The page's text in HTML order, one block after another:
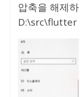
압축을 해제
D:\src\flutter